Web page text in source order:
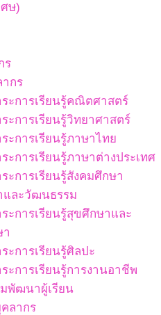
ศษ)
ร
กร
ะการเรียนรู้คณิตศาสตร์
ะการเรียนรู้วิทยาศาสตร์
ะการเรียนรู้ภาษาไทย
ะการเรียนรู้ภาษาต่างประเทศ
ะการเรียนรู้สังคมศึกษา
และวัฒนธรรม
ะการเรียนรู้สุขศึกษาและ
ะการเรียนรู้ศิลปะ
ะการเรียนรู้การงานอาชีพ
พัฒนาผู้เรียน
ลากร